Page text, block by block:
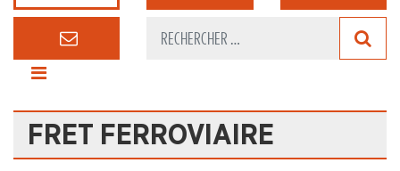
FRET FERROVIAIRE